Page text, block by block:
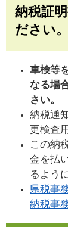
納税証
ださい。
車検等
なる場
さい。
納税通
更検査
この納
金を払
るよう
県税事
納税事